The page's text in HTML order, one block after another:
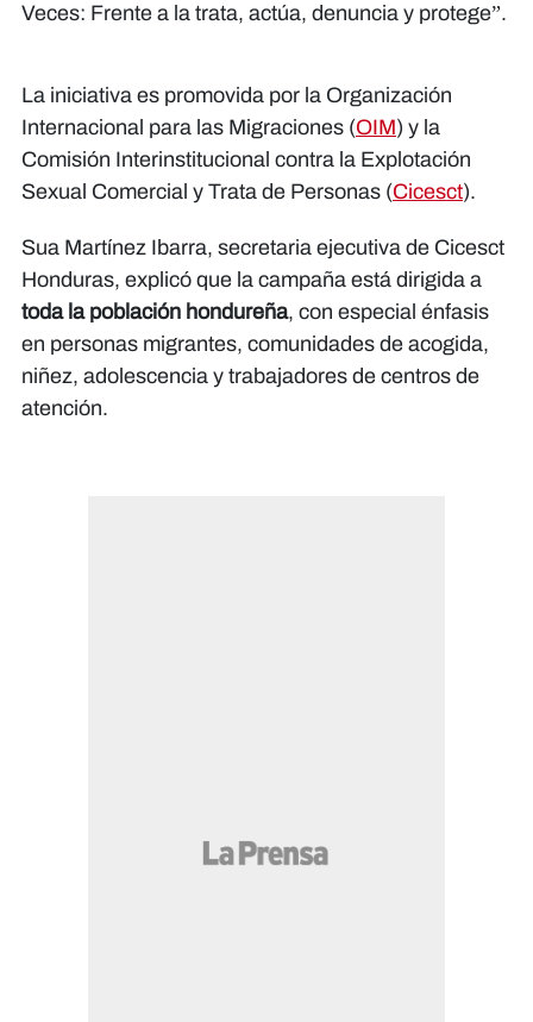
Veces: Frente a la trata, actúa, denuncia y protege”.
La iniciativa es promovida por la Organización
Internacional para las Migraciones (OIM) y la
Comisión Interinstitucional contra la Explotación
Sexual Comercial y Trata de Personas (Cicesct).
Sua Martínez Ibarra, secretaria ejecutiva de Cicesct
Honduras, explicó que la campaña está dirigida a
toda la población hondureña, con especial énfasis
en personas migrantes, comunidades de acogida,
niñez, adolescencia y trabajadores de centros de
atención.